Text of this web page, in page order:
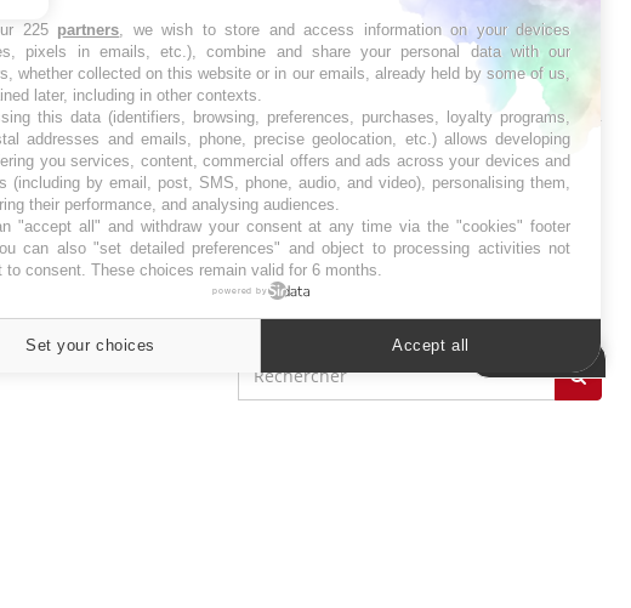
SYMPTÔMES
Douleurs de l’avant-pied :
des métatarsalgies à 90 %
liées à problème d’appui
Mauvaise haleine : il faut
225 partners, we wish to store and access information on your devices
pixels in emails, etc.), combine and share your personal data with our
whether collected on this website or in our emails, already held by some of us,
later, including in other contexts.
this data (identifiers, browsing, preferences, purchases, loyalty programs,
addresses and emails, phone, precise geolocation, etc.) allows developing
you services, content, commercial offers and ads across your devices and
(including by email, post, SMS, phone, audio, and video), personalising them,
their performance, and analysing audiences.
"accept all" and withdraw your consent at any time via the "cookies" footer
can also "set detailed preferences" and object to processing activities not
to consent. These choices remain valid for 6 months.
powered by
Set your choices Accept all